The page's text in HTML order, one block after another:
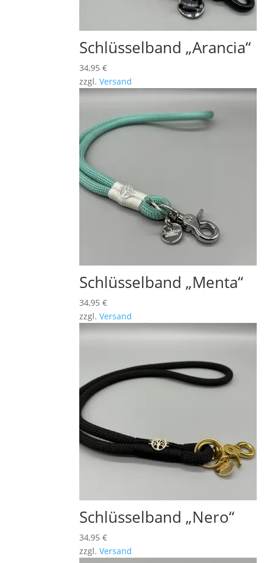
Schlüsselband „Arancia“
34,95€
zzgl.Versand
Schlüsselband „Menta“
34,95€
zzgl.Versand
Schlüsselband „Nero“
34,95€
zzgl.Versand